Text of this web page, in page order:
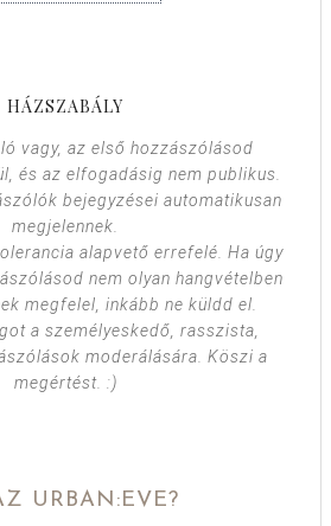
HÁZSZABÁLY
vagy, az első hozzászólásod
és az elfogadásig nem publikus.
bejegyzései automatikusan
megjelennek.
alapvető errefelé. Ha úgy
nem olyan hangvételben
megfelel, inkább ne küldd el.
a személyeskedő, rasszista,
moderálására. Köszi a
megértést. :)
URBAN:EVE?